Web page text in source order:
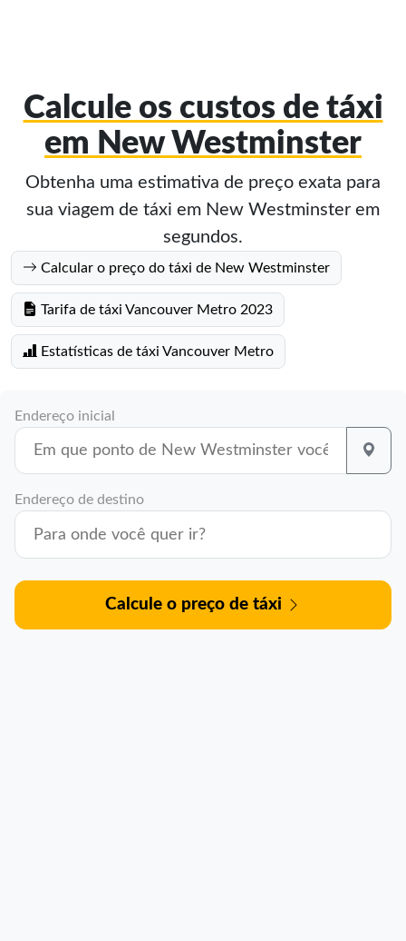
Calcule os custos de táxi
em New Westminster
Obtenha uma estimativa de preço exata para
sua viagem de táxi em New Westminster em
segundos.
Calcular o preço do táxi de New Westminster
Tarifa de táxi Vancouver Metro 2023
Estatísticas de táxi Vancouver Metro
Endereço inicial
Endereço de destino
Calcule o preço de táxi